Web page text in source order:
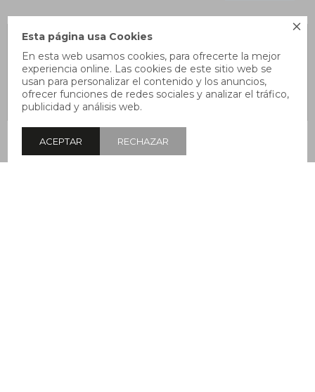

Esta página usa Cookies
En esta web usamos cookies, para ofrecerte la mejor
experiencia online. Las cookies de este sitio web se
usan para personalizar el contenido y los anuncios,
ofrecer funciones de redes sociales y analizar el tráfico,
publicidad y análisis web.
ACEPTAR RECHAZAR
Championes
Converse
Championes
Converse Star